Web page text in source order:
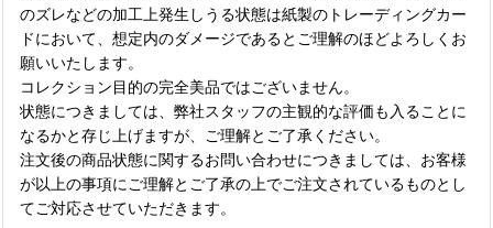
のズレなどの加工上発生しうる状態は紙製のトレーディングカー
ドにおいて、想定内のダメージであるとご理解のほどよろしくお
願いいたします。
コレクション目的の完全美品ではございません。
状態につきましては、弊社スタッフの主観的な評価も入ることに
なるかと存じ上げますが、ご理解とご了承ください。
注文後の商品状態に関するお問い合わせにつきましては、お客様
が以上の事項にご理解とご了承の上でご注文されているものとし
てご対応させていただきます。